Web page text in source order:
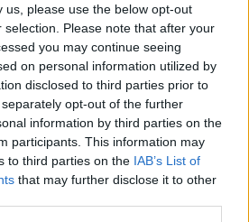
us, please use the below opt-out
Please note that after your
you may continue seeing
on personal information utilized by
disclosed to third parties prior to
opt-out of the further
information by third parties on the
participants. This information may
to third parties on the IAB’s List of
that may further disclose it to other